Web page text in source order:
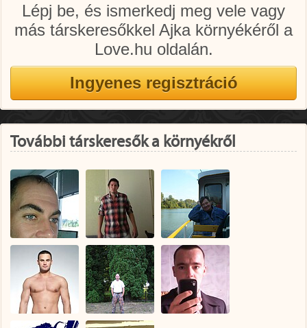
Lépj be, és ismerkedj meg vele vagy
más társkeresőkkel Ajka környékéről a
Love.hu oldalán.
További társkeresők a környékről